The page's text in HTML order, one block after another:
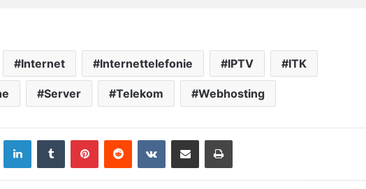
Internet Internettelefonie IPTV ITK
Server Telekom Webhosting